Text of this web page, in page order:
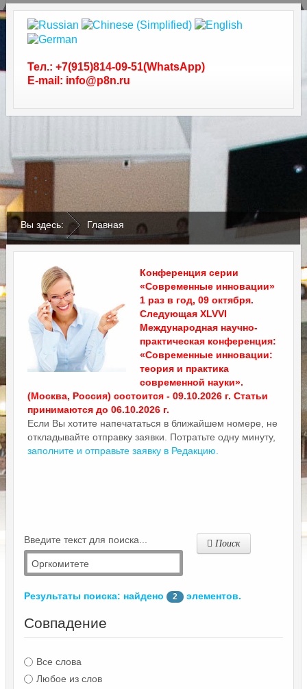
Тел.: +7(915)814-09-51(WhatsApp)
E-mail: info@p8n.ru
Вы здесь: Главная
Конференция серии
«Современные инновации»
1 раз в год, 09 октября.
Следующая XLVVI
Международная научно-
практическая конференция:
«Современные инновации:
теория и практика
современной науки».
(Москва, Россия) состоится - 09.10.2026 г. Статьи
принимаются до 06.10.2026 г.
Если Вы хотите напечататься в ближайшем номере, не
откладывайте отправку заявки. Потратьте одну минуту,
заполните и отправьте заявку в Редакцию.
Введите текст для поиска... Поиск
Результаты поиска: найдено 2 элементов.
Совпадение
Все слова
Любое из слов